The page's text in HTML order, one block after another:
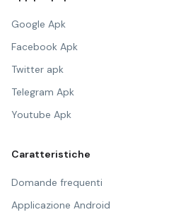
Google Apk
Facebook Apk
Twitter apk
Telegram Apk
Youtube Apk
Caratteristiche
Domande frequenti
Applicazione Android